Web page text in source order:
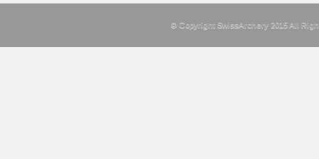
© Copyright SwissArchery 2015 All